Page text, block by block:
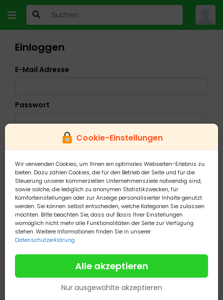
Cookie-Einstellungen
Wir verwenden Cookies, um Ihnen ein optimales Webseiten-Erlebnis zu
bieten. Dazu zählen Cookies, die für den Betrieb der Seite und für die
Steuerung unserer kommerziellen Unternehmensziele notwendig sind,
sowie solche, die lediglich zu anonymen Statistikzwecken, für
Komforteinstellungen oder zur Anzeige personalisierter Inhalte genutzt
werden. Sie können selbst entscheiden, welche Kategorien Sie zulassen
möchten. Bitte beachten Sie, dass auf Basis Ihrer Einstellungen
womöglich nicht mehr alle Funktionalitäten der Seite zur Verfügung
stehen. Weitere Informationen finden Sie in unserer
Datenschutzerklärung.
Alle akzeptieren
Nur ausgewählte akzeptieren
Einloggen
E-Mail Adresse
Passwort
Ich habe mein Passwort vergessen
Konto erstellen